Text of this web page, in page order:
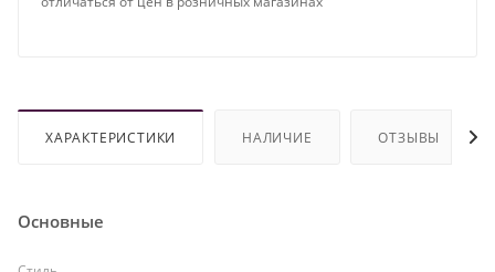
ХАРАКТЕРИСТИКИ НАЛИЧИЕ ОТЗЫВЫ
Основные